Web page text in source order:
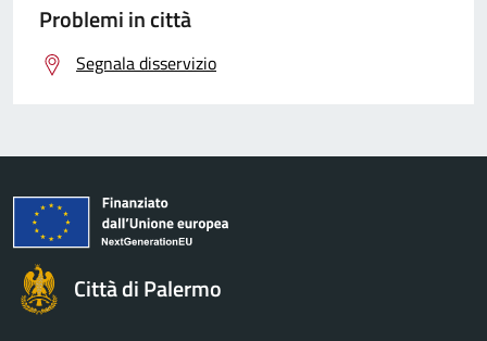
Problemi in città
Segnala disservizio
Città di Palermo